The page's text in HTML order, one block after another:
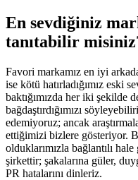
En sevdiğiniz
tanıtabilir
Favori markamız en iyi
ise kötü hatırladığımız eski
baktığımızda her iki şekilde
bağdaştırdığımızı
edemiyoruz; ancak
ettiğimizi bizlere gösteriyor.
olduklarımızla bağlantılı
şirkettir; şakalarına güler,
PR hatalarını dinleriz.